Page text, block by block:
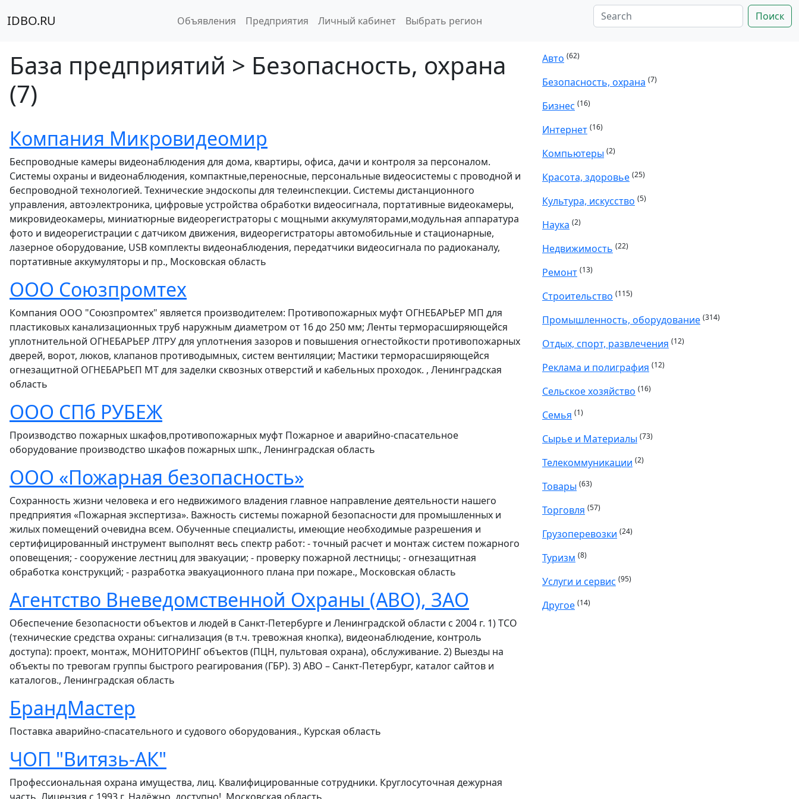
IDBO.RU Объявления Предприятия Личный кабинет Выбрать регион Поиск
База предприятий > Безопасность, охрана
(7)
Компания Микровидеомир
Беспроводные камеры видеонаблюдения для дома, квартиры, офиса, дачи и контроля за персоналом.
Системы охраны и видеонаблюдения, компактные,переносные, персональные видеосистемы с проводной и
беспроводной технологией. Технические эндоскопы для телеинспекции. Системы дистанционного
управления, автоэлектроника, цифровые устройства обработки видеосигнала, портативные видеокамеры,
микровидеокамеры, миниатюрные видеорегистраторы с мощными аккумуляторами,модульная аппаратура
фото и видеорегистрации с датчиком движения, видеорегистраторы автомобильные и стационарные,
лазерное оборудование, USB комплекты видеонаблюдения, передатчики видеосигнала по радиоканалу,
портативные аккумуляторы и пр., Московская область
ООО Союзпромтех
Компания ООО "Союзпромтех" является производителем: Противопожарных муфт ОГНЕБАРЬЕР МП для
пластиковых канализационных труб наружным диаметром от 16 до 250 мм; Ленты терморасширяющейся
уплотнительной ОГНЕБАРЬЕР ЛТРУ для уплотнения зазоров и повышения огнестойкости противопожарных
дверей, ворот, люков, клапанов противодымных, систем вентиляции; Мастики терморасширяющейся
огнезащитной ОГНЕБАРЬЕП МТ для заделки сквозных отверстий и кабельных проходок. , Ленинградская
область
ООО СПб РУБЕЖ
Производство пожарных шкафов,противопожарных муфт Пожарное и аварийно-спасательное
оборудование производство шкафов пожарных шпк., Ленинградская область
ООО «Пожарная безопасность»
Сохранность жизни человека и его недвижимого владения главное направление деятельности нашего
предприятия «Пожарная экспертиза». Важность системы пожарной безопасности для промышленных и
жилых помещений очевидна всем. Обученные специалисты, имеющие необходимые разрешения и
сертифицированный инструмент выполнят весь спектр работ: - точный расчет и монтаж систем пожарного
оповещения; - сооружение лестниц для эвакуации; - проверку пожарной лестницы; - огнезащитная
обработка конструкций; - разработка эвакуационного плана при пожаре., Московская область
Агентство Вневедомственной Охраны (АВО), ЗАО
Обеспечение безопасности объектов и людей в Санкт-Петербурге и Ленинградской области с 2004 г. 1) ТСО
(технические средства охраны: сигнализация (в т.ч. тревожная кнопка), видеонаблюдение, контроль
доступа): проект, монтаж, МОНИТОРИНГ объектов (ПЦН, пультовая охрана), обслуживание. 2) Выезды на
объекты по тревогам группы быстрого реагирования (ГБР). 3) АВО – Санкт-Петербург, каталог сайтов и
каталогов., Ленинградская область
БрандМастер
Поставка аварийно-спасательного и судового оборудования., Курская область
ЧОП "Витязь-АК"
Профессиональная охрана имущества, лиц. Квалифицированные сотрудники. Круглосуточная дежурная
Авто (62)
Безопасность, охрана (7)
Бизнес (16)
Интернет (16)
Компьютеры (2)
Красота, здоровье (25)
Культура, искусство (5)
Наука (2)
Недвижимость (22)
Ремонт (13)
Строительство (115)
Промышленность, оборудование (314)
Отдых, спорт, развлечения (12)
Реклама и полиграфия (12)
Сельское хозяйство (16)
Семья (1)
Сырье и Материалы (73)
Телекоммуникации (2)
Товары (63)
Торговля (57)
Грузоперевозки (24)
Туризм (8)
Услуги и сервис (95)
Другое (14)